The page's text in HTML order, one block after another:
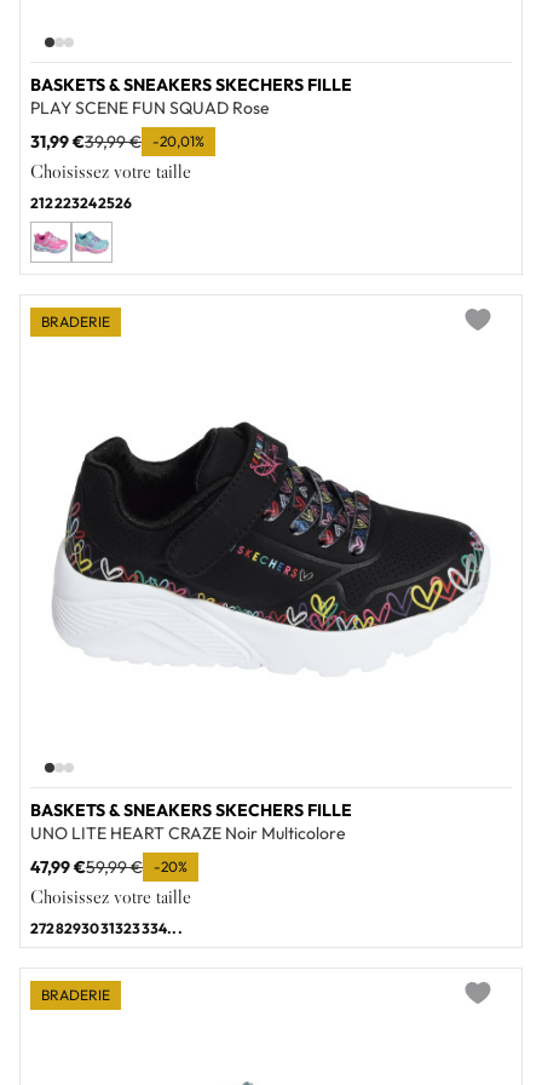
BASKETS & SNEAKERS SKECHERS FILLE
PLAY SCENE FUN SQUAD Rose
31,99 €39,99 € -20,01%
Choisissez votre taille
212223242526
BASKETS & SNEAKERS SKECHERS FILLE
UNO LITE HEART CRAZE Noir Multicolore
47,99 €59,99 € -20%
Choisissez votre taille
2728293031323334...
BRADERIE
BRADERIE